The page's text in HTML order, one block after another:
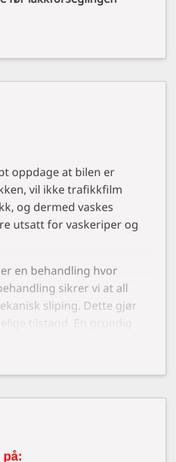
oppdage at bilen er
vil ikke trafikkfilm
og dermed vaskes
utsatt for vaskeriper og
en behandling hvor
sikrer vi at all
sliping. Dette gjør
tilstand. En grundig
slitasjemerker etter inn
hvor vi utfører
kreves kun normal
på: